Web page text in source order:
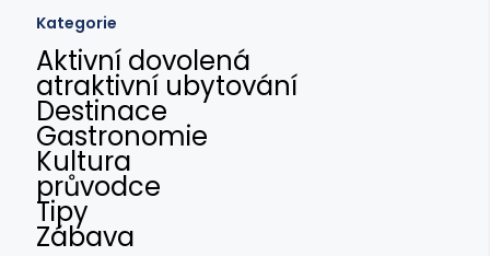
Kategorie
Aktivní dovolená
atraktivní ubytování
Destinace
Gastronomie
Kultura
průvodce
Tipy
Zábava